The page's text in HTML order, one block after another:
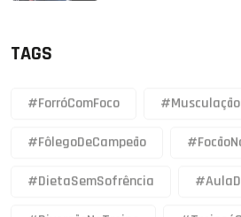
TAGS
#ForróComFoco
#FôlegoDeCampeão
#DietaSemSofrência